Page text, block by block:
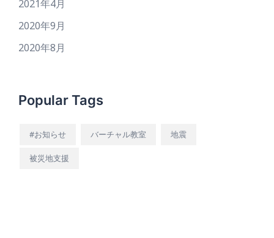
2021年4月
2020年9月
2020年8月
Popular Tags
#お知らせ バーチャル教室 地震
被災地支援